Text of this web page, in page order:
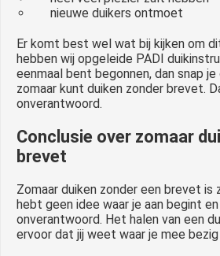
nieuwe duikers ontmoet
Er komt best wel wat bij kijken om
hebben wij opgeleide PADI
eenmaal bent begonnen, dan snap
zomaar kunt duiken zonder brevet.
onverantwoord.
Conclusie over zomaar
brevet
Zomaar duiken zonder een brevet is
hebt geen idee waar je aan begint
onverantwoord. Het halen van een
ervoor dat jij weet waar je mee